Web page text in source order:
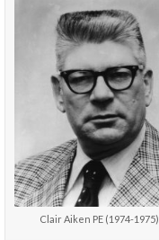
Clair Aiken PE (1974-1975)